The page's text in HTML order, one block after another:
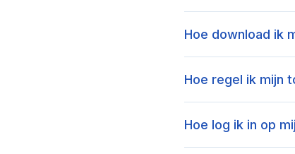
Hoe download ik
Hoe regel ik mijn
Hoe log ik in op